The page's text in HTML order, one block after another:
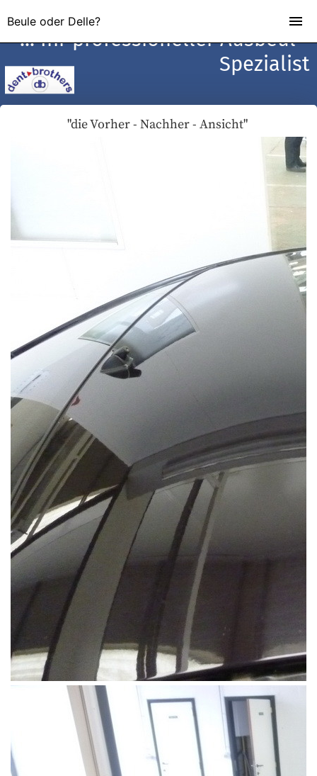
... Ihr professioneller Ausbeul -
Spezialist
"die Vorher - Nachher - Ansicht"
Beule oder Delle?